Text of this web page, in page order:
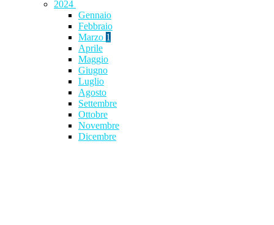
2024
Gennaio
Febbraio
Marzo 1
Aprile
Maggio
Giugno
Luglio
Agosto
Settembre
Ottobre
Novembre
Dicembre